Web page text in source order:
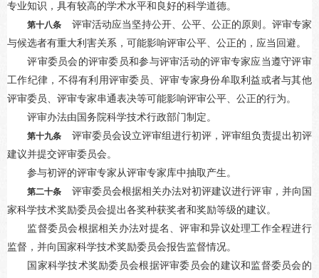
专业知识，具有较高的学术水平和良好的科学道德。
第十八条 评审活动应当坚持公开、公平、公正的原则。评审专家
与候选者有重大利害关系，可能影响评审公平、公正的，应当回避。
评审委员会的评审委员和参与评审活动的评审专家应当遵守评审
工作纪律，不得有利用评审委员、评审专家身份牟取利益或者与其他
评审委员、评审专家串通表决等可能影响评审公平、公正的行为。
评审办法由国务院科学技术行政部门制定。
第十九条 评审委员会设立评审组进行初评，评审组负责提出初评
建议并提交评审委员会。
参与初评的评审专家从评审专家库中抽取产生。
第二十条 评审委员会根据相关办法对初评建议进行评审，并向国
家科学技术奖励委员会提出各奖种获奖者和奖励等级的建议。
监督委员会根据相关办法对提名、评审和异议处理工作全程进行
监督，并向国家科学技术奖励委员会报告监督情况。
国家科学技术奖励委员会根据评审委员会的建议和监督委员会的